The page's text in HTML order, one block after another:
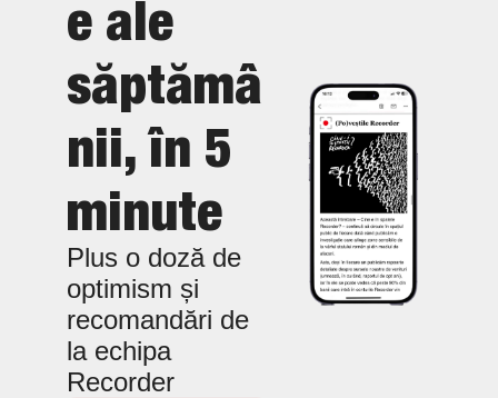
e ale
săptămâ
nii, în 5
minute
Plus o doză de
optimism și
recomandări de
la echipa
Recorder